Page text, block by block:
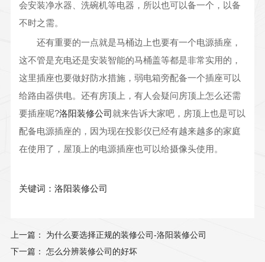
会安装净水器、洗碗机等电器，所以也可以备一个，以备
不时之需。
还有重要的一点就是马桶边上也要有一个电源插座，
这不管是充电还是安装智能的马桶盖等都是非常实用的，
这里插座也要做好防水措施，弱电箱旁配备一个插座可以
给路由器供电。还有房顶上，有人会疑问房顶上怎么还需
要插座呢?洛阳装修公司就来告诉大家吧，房顶上也是可以
配备电源插座的，因为现在投影仪已经有越来越多的家庭
在使用了，屋顶上的电源插座也可以给摄像头使用。
关键词：洛阳装修公司
上一篇： 为什么要选择正规的装修公司-洛阳装修公司
下一篇： 怎么分辨装修公司的好坏